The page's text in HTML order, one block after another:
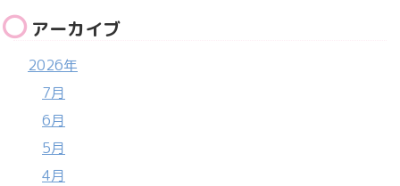
アーカイブ
2026年
7月
6月
5月
4月